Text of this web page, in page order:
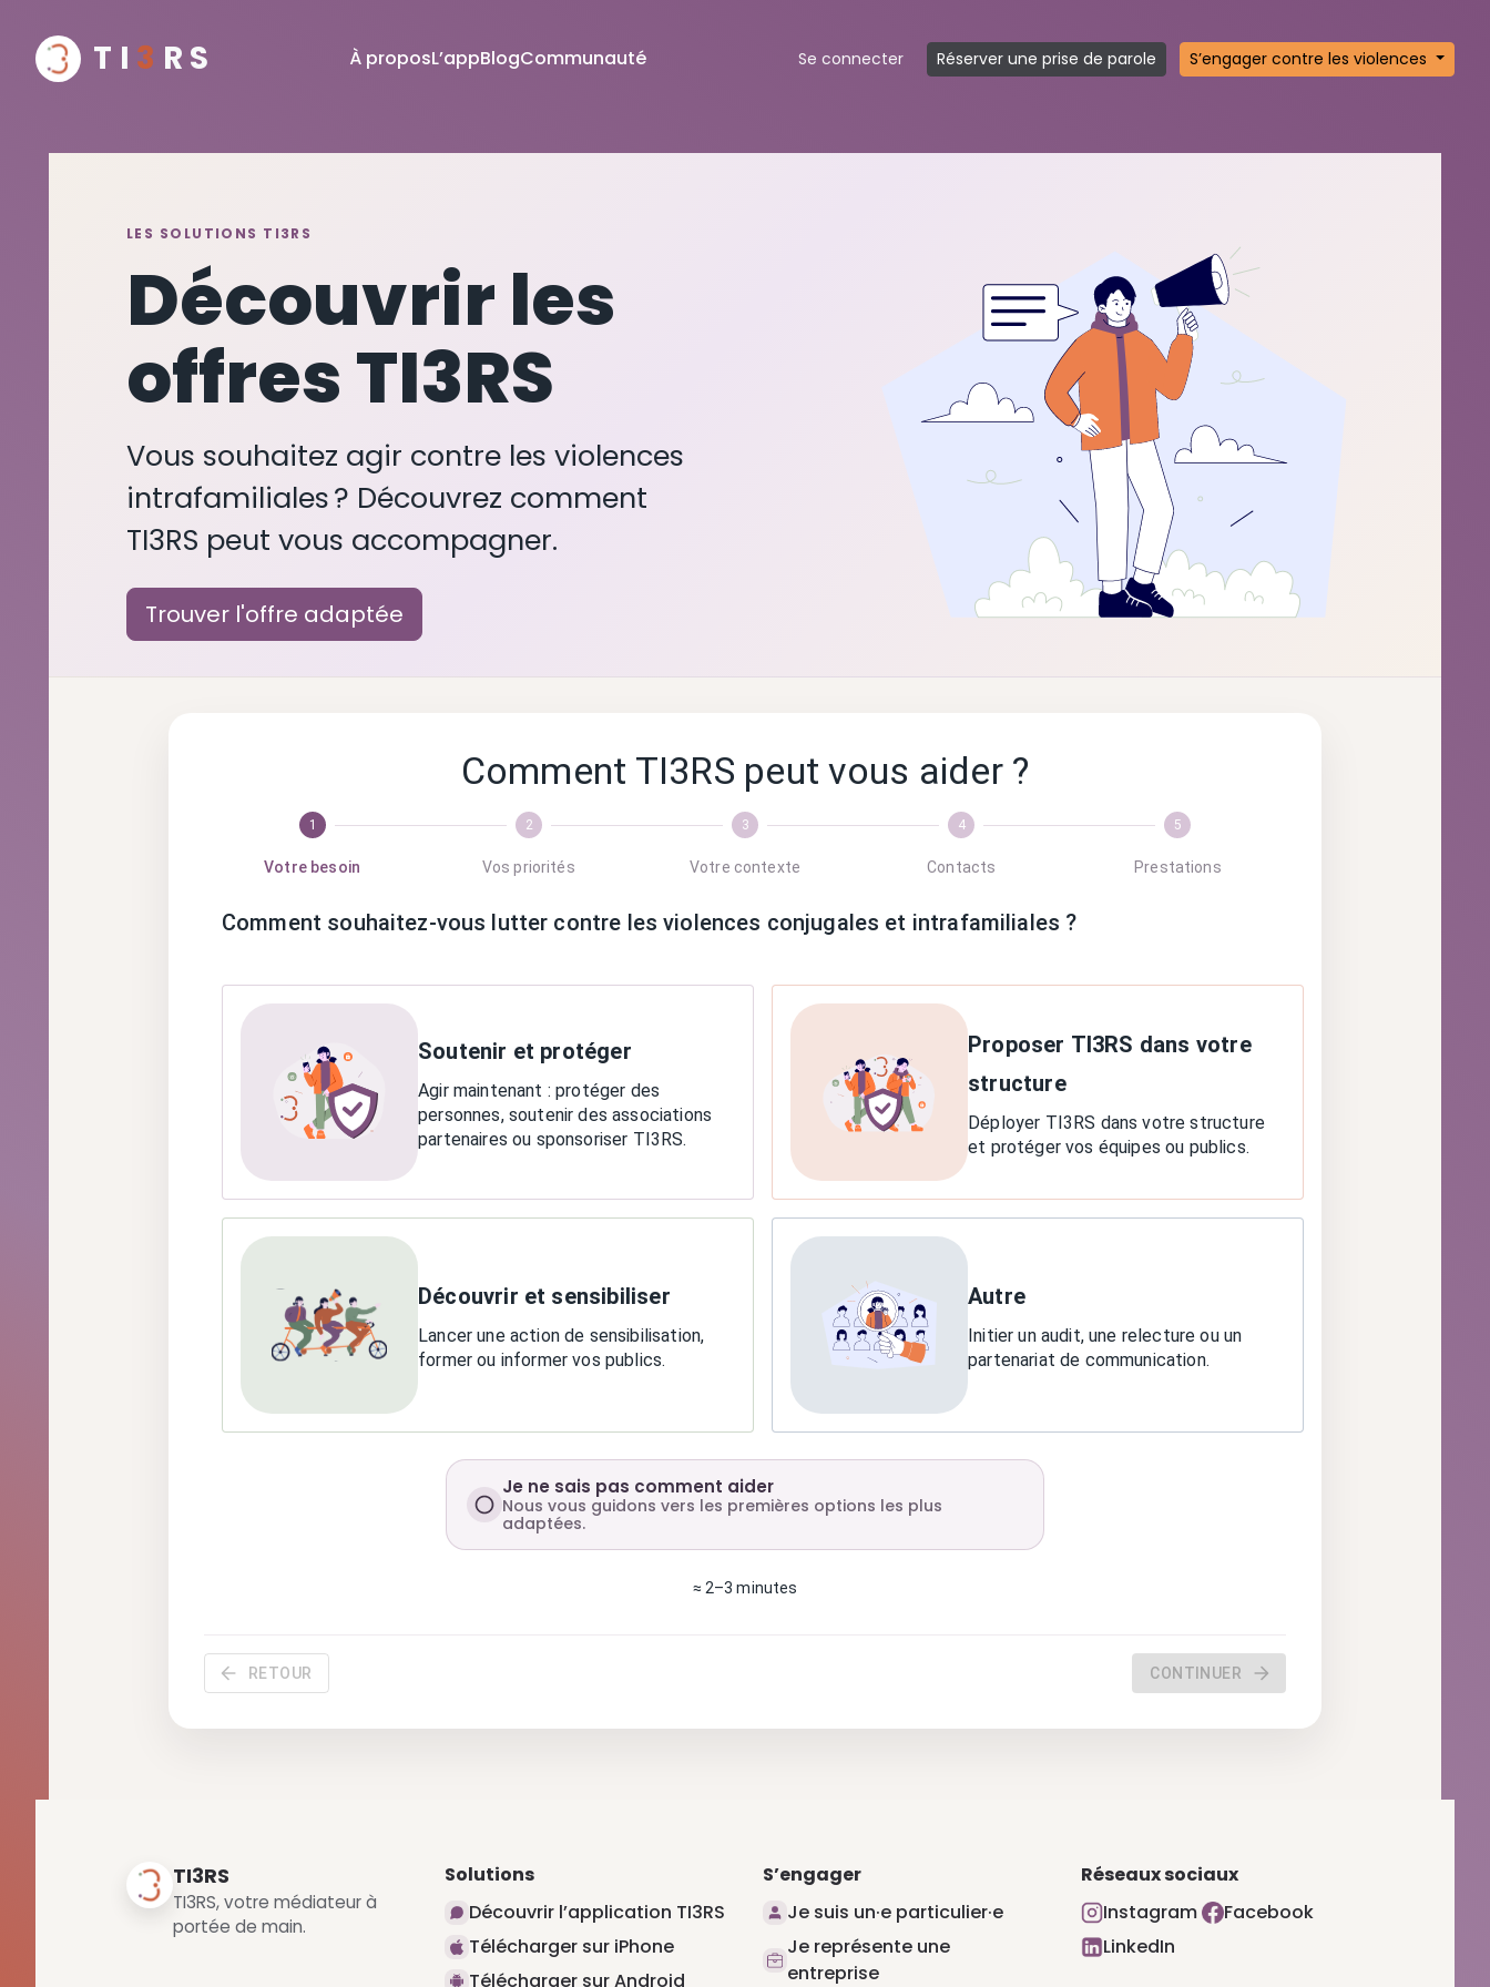
TI 3 RS À proposL’appBlogCommunauté Se connecter Réserver une prise de parole S’engager contre les violences
LES SOLUTIONS TI3RS
Découvrir les
offres TI3RS
Vous souhaitez agir contre les violences
intrafamiliales ? Découvrez comment
TI3RS peut vous accompagner.
Trouver l'offre adaptée
Comment TI3RS peut vous aider ?
1
Votre besoin
2
Vos priorités
3
Votre contexte
4
Contacts
5
Prestations
Comment souhaitez-vous lutter contre les violences conjugales et intrafamiliales ?
Soutenir et protéger
Agir maintenant : protéger des
personnes, soutenir des associations
partenaires ou sponsoriser TI3RS.
Proposer TI3RS dans votre
structure
Déployer TI3RS dans votre structure
et protéger vos équipes ou publics.
Découvrir et sensibiliser
Lancer une action de sensibilisation,
former ou informer vos publics.
Autre
Initier un audit, une relecture ou un
partenariat de communication.
Je ne sais pas comment aider
Nous vous guidons vers les premières options les plus
adaptées.
≈ 2–3 minutes
RETOUR CONTINUER
TI3RS
TI3RS, votre médiateur à
portée de main.
Solutions
Découvrir l’application TI3RS
Télécharger sur iPhone
Télécharger sur Android
S’engager
Je suis un·e particulier·e
Je représente une
entreprise
Réseaux sociaux
Instagram
Facebook
LinkedIn